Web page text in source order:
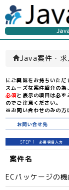
Java案件・求
にご興味をお持ちいただ
スムーズな案件紹介の為
必須と表示の項目は必ず
のでご注意ください。
※お問い合わせのみの方
案件名
ECパッケージの